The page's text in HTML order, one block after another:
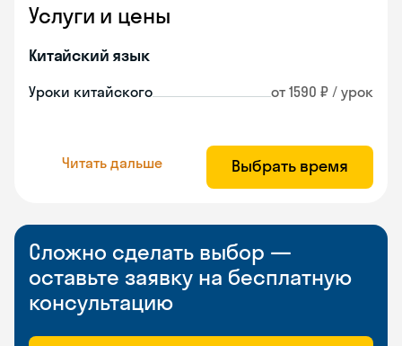
Услуги и цены
Китайский язык
Уроки китайского от 1590 ₽ / урок
Читать дальше Выбрать время
Сложно сделать выбор —
оставьте заявку на бесплатную
консультацию